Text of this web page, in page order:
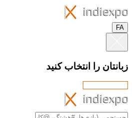
FA
زبانتان را انتخاب کنید